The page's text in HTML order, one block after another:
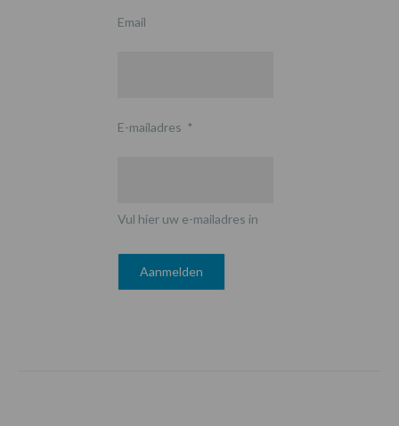
Email
E-mailadres *
Vul hier uw e-mailadres in